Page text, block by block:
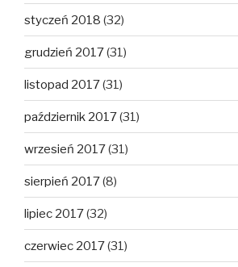
styczeń 2018 (32)
grudzień 2017(31)
listopad 2017(31)
październik 2017(31)
wrzesień 2017(31)
sierpień 2017(8)
lipiec 2017(32)
czerwiec 2017(31)